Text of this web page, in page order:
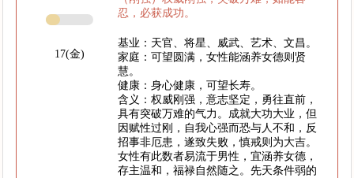
17(金)
忍，必获成功。
基业：天官、将星、威武、艺术、文昌。
家庭：可望圆满，女性能涵养女德则贤
慧。
健康：身心健康，可望长寿。
含义：权威刚强，意志坚定，勇往直前，
具有突破万难的气力。成就大功大业，但
因赋性过刚，自我心强而恐与人不和，反
招事非厄患，遂致失败，慎戒则为大吉。
女性有此数者易流于男性，宜涵养女德，
存主温和，福禄自然随之。先天条件弱的